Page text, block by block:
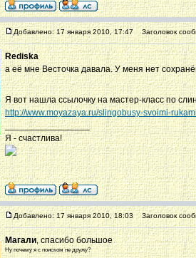
Добавлено: 17 января 2010, 17:47 Заголовок
Rediska
а её мне Весточка давала. У меня нет
Я вот нашла ссылочку на мастер-класс по
http://www.moyazaya.ru/slingobusy-svoimi-
_________________
Я - счастлива!
Добавлено: 17 января 2010, 18:03 Заголовок
Магали, спасибо большое
Ну почему я с поиском не дружу?